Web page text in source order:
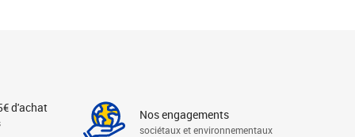
d'achat Nos engagements
sociétaux et environnementaux